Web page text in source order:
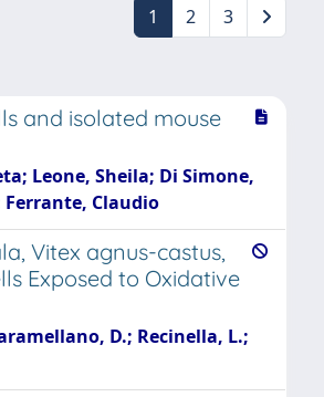
1 2 3
and isolated mouse
Leone, Sheila; Di Simone,
Claudio
Vitex agnus-castus,
Exposed to Oxidative
D.; Recinella, L.;